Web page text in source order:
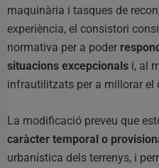
maquinària i tasques de
experiència, el consistori
normativa per a poder
situacions excepcionals i, al
infrautilitzats per a millorar el
La modificació preveu que
caràcter temporal o
urbanística dels terrenys, i